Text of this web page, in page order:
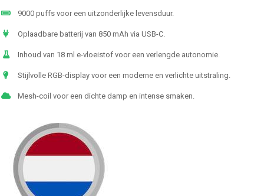
9000 puffs voor een uitzonderlijke levensduur.
Oplaadbare batterij van 850 mAh via USB-C.
Inhoud van 18 ml e-vloeistof voor een verlengde autonomie.
Stijlvolle RGB-display voor een moderne en verlichte uitstraling.
Mesh-coil voor een dichte damp en intense smaken.